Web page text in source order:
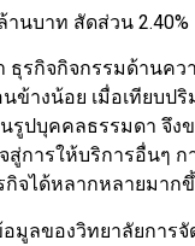
นบาท สัดส่วน 2.40%
ธุรกิจกิจกรรมด้านคว
ข้างน้อย เมื่อเทียบ
รูปบุคคลธรรมดา จึ
สู่การให้บริการอื่นๆ
กิจได้หลากหลายมาก
มูลของวิทยาลัยการ